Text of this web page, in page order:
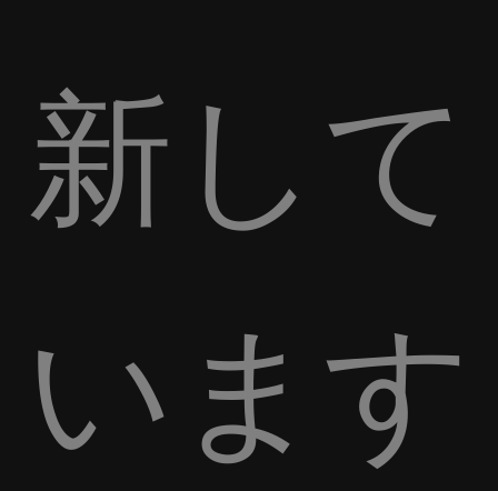
新して
います